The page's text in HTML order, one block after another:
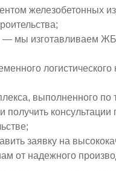
железобетонных
мы изготавливаем
выполненного
получить
заявку на
от надежного